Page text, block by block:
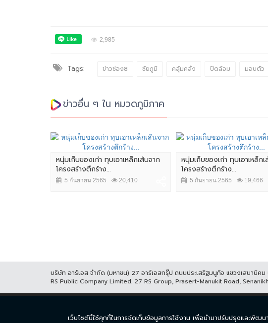
2,985
Tags: ข่าวช่อง8 ชัยภูมิ คลุ้มคลั่ง ปิดล้อม มอบตัว
ข่าวอื่น ๆ ใน หมวดภูมิภาค
หนุ่มเก็บของเก่า ทุบเอาเหล็กเส้นจาก
โครงสร้างตึกร้าง...
5 กันยายน 2565 20,410
หนุ่มเก็บของเก่า ทุบเอาเหล็ก
โครงสร้างตึกร้าง...
5 กันยายน 2565 19,466
บริษัท อาร์เอส จำกัด (มหาชน) 27 อาร์เอสกรุ๊ป ถนนประเสริฐมนูกิจ แขวงเสนานิค
RS Public Company Limited. 27 RS Group, Prasert-Manukit Road,
ละคร
เว็บไซต์นี้ใช้คุกกี้ในการจัดเก็บข้อมูลการใช้งาน เพื่อนำมาปรับปรุงและพัฒ